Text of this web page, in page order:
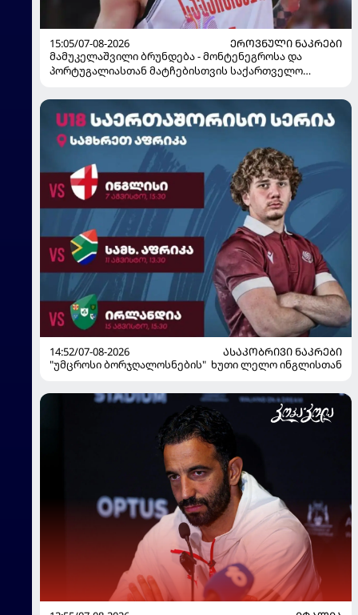
15:05/07-08-2026
ᲔᲠᲝᲕᲜᲣᲚᲘ ᲜᲐᲙᲠᲔᲑᲘ
მამუკელაშვილი ბრუნდება - მონტენეგროსა და
პორტუგალიასთან მატჩებისთვის საქართველო
14:52/07-08-2026
ᲐᲡᲐᲙᲝᲑᲠᲘᲕᲘ ᲜᲐᲙᲠᲔᲑᲘ
"უმცროსი ბორჯღალოსნების" ხუთი ლელო ინგლისთან